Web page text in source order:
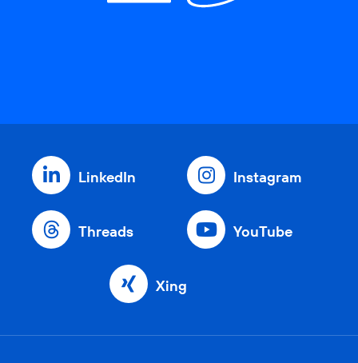
LinkedIn Instagram
Threads YouTube
Xing